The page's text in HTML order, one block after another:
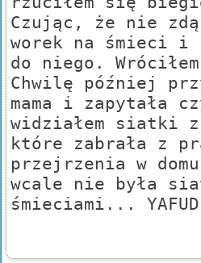
Czując, że nie
worek na śmieci i
do niego.
Chwilę później
mama i zapytała
widziałem siatki
które zabrała z
przejrzenia w
wcale nie była
śmieciami... YAFUD